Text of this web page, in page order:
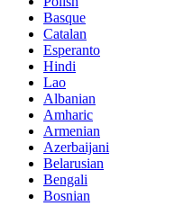
Basque
Catalan
Esperanto
Hindi
Lao
Albanian
Amharic
Armenian
Azerbaijani
Belarusian
Bengali
Bosnian